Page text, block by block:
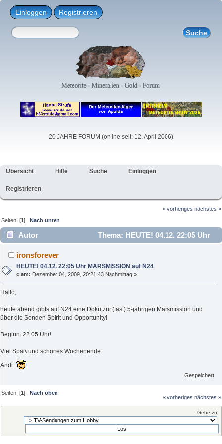
Einloggen Registrieren
20 JAHRE FORUM (online seit: 12. April 2006)
Übersicht Hilfe Suche Einloggen
Registrieren
« vorheriges nächstes »
Seiten: [1]Nach unten
Autor
Thema: HEUTE! 04.12. 22:05 Uhr
MARSMISSION auf N24 (Gelesen 2577 mal)
ironsforever
HEUTE! 04.12. 22:05 Uhr MARSMISSION auf N24
«am: Dezember 04, 2009, 20:21:43 Nachmittag »
Hallo,
heute abend gibts auf N24 eine Doku zur (fast) 5-jährigen Marsmission und
über die Sonden Spirit und Opportunity!
Beginn: 22.05 Uhr!
Viel Spaß und schönes Wochenende
Andi
Gespeichert
Seiten: [1] Nach oben
« vorheriges nächstes »
Gehe zu: